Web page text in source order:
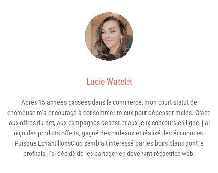
Lucie Watelet
Après 15 années passées dans le commerce, mon court statut de
chômeuse m’a encouragé à consommer mieux pour dépenser moins. Grâce
aux offres du net, aux campagnes de test et aux jeux-concours en ligne, j’ai
reçu des produits offerts, gagné des cadeaux et réalisé des économies.
Puisque EchantillonsClub semblait intéressé par les bons plans dont je
profitais, j’ai décidé de les partager en devenant rédactrice web.